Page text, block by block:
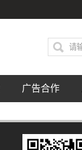
广告合作